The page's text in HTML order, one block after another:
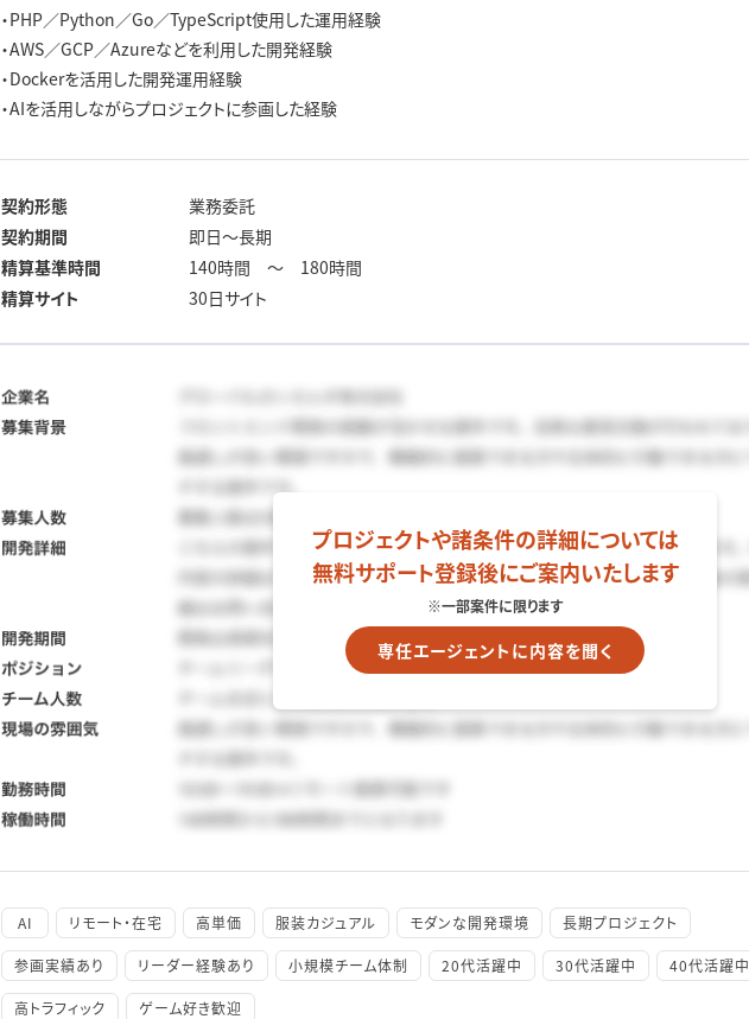
・PHP／Python／Go／TypeScript使用した運用経験
・AWS／GCP／Azureなどを利用した開発経験
・Dockerを活用した開発運用経験
・AIを活用しながらプロジェクトに参画した経験
契約形態
業務委託
契約期間
即日〜長期
精算基準時間
140時間 ～ 180時間
精算サイト
30日サイト
プロジェクトや諸条件の詳細については
無料サポート登録後にご案内いたします
※一部案件に限ります
専任エージェントに内容を聞く
AI リモート・在宅 高単価 服装カジュアル モダンな開発環境 長期プロジェクト
参画実績あり リーダー経験あり 小規模チーム体制 20代活躍中 30代活躍中 40代活躍中
高トラフィック ゲーム好き歓迎